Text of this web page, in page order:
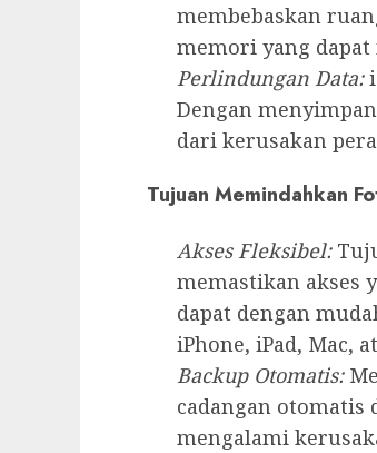
membebaskan
memori yang
Perlindungan Data:
Dengan
dari kerusakan
Tujuan Memindahkan
Akses Fleksibel:
memastikan akses
dapat dengan
iPhone, iPad, Mac,
Backup Otomatis:
cadangan otomatis
mengalami